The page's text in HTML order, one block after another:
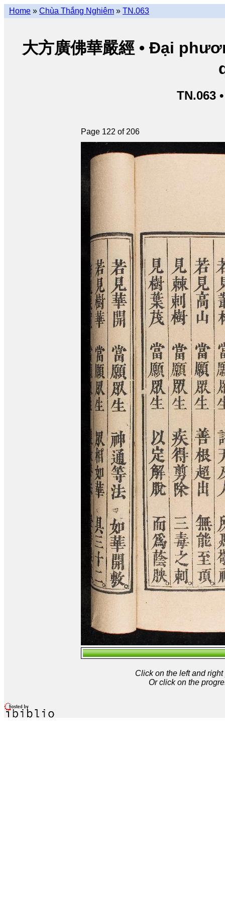
Home » Chùa Thắng Nghiêm » TN.063
大方廣佛華嚴經 • Đại
TN.063
Page 122 of 206
Click on the left and
Or click on the